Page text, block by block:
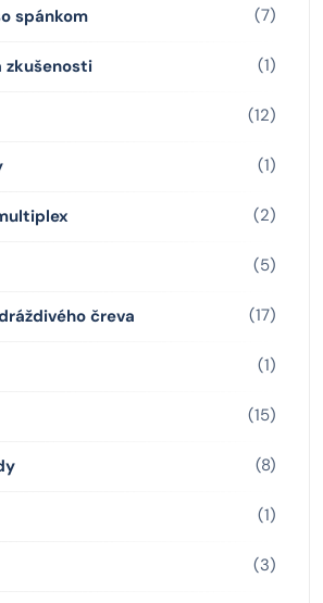
spánkom (7)
zkušenosti (1)
(12)
(1)
(2)
(5)
čreva (17)
(1)
(15)
(8)
(1)
(3)